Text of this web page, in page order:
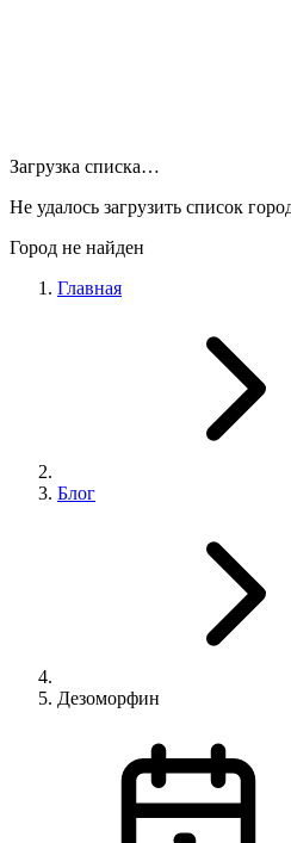
Загрузка списка…
Не удалось загрузить список
Город не найден
Главная
Блог
Дезоморфин